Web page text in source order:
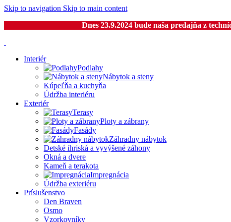
Skip to navigation Skip to main content
Dnes 23.9.2024 bude naša predajňa z
Interiér
Podlahy
Nábytok a steny
Kúpeľňa a kuchyňa
Údržba interiéru
Exteriér
Terasy
Ploty a zábrany
Fasády
Záhradny nábytok
Detské ihriská a vyvýšené záhony
Okná a dvere
Kameň a terakota
Impregnácia
Údržba exteriéru
Príslušenstvo
Den Braven
Osmo
Vzorkovníky